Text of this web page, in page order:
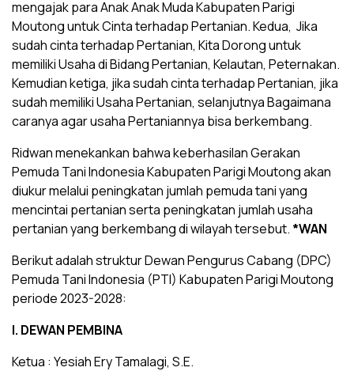
mengajak para Anak Anak Muda Kabupaten Parigi
Moutong untuk Cinta terhadap Pertanian. Kedua, Jika
sudah cinta terhadap Pertanian, Kita Dorong untuk
memiliki Usaha di Bidang Pertanian, Kelautan, Peternakan.
Kemudian ketiga, jika sudah cinta terhadap Pertanian, jika
sudah memiliki Usaha Pertanian, selanjutnya Bagaimana
caranya agar usaha Pertaniannya bisa berkembang.
Ridwan menekankan bahwa keberhasilan Gerakan
Pemuda Tani Indonesia Kabupaten Parigi Moutong akan
diukur melalui peningkatan jumlah pemuda tani yang
mencintai pertanian serta peningkatan jumlah usaha
pertanian yang berkembang di wilayah tersebut. *WAN
Berikut adalah struktur Dewan Pengurus Cabang (DPC)
Pemuda Tani Indonesia (PTI) Kabupaten Parigi Moutong
periode 2023-2028:
I. DEWAN PEMBINA
Ketua : Yesiah Ery Tamalagi, S.E.